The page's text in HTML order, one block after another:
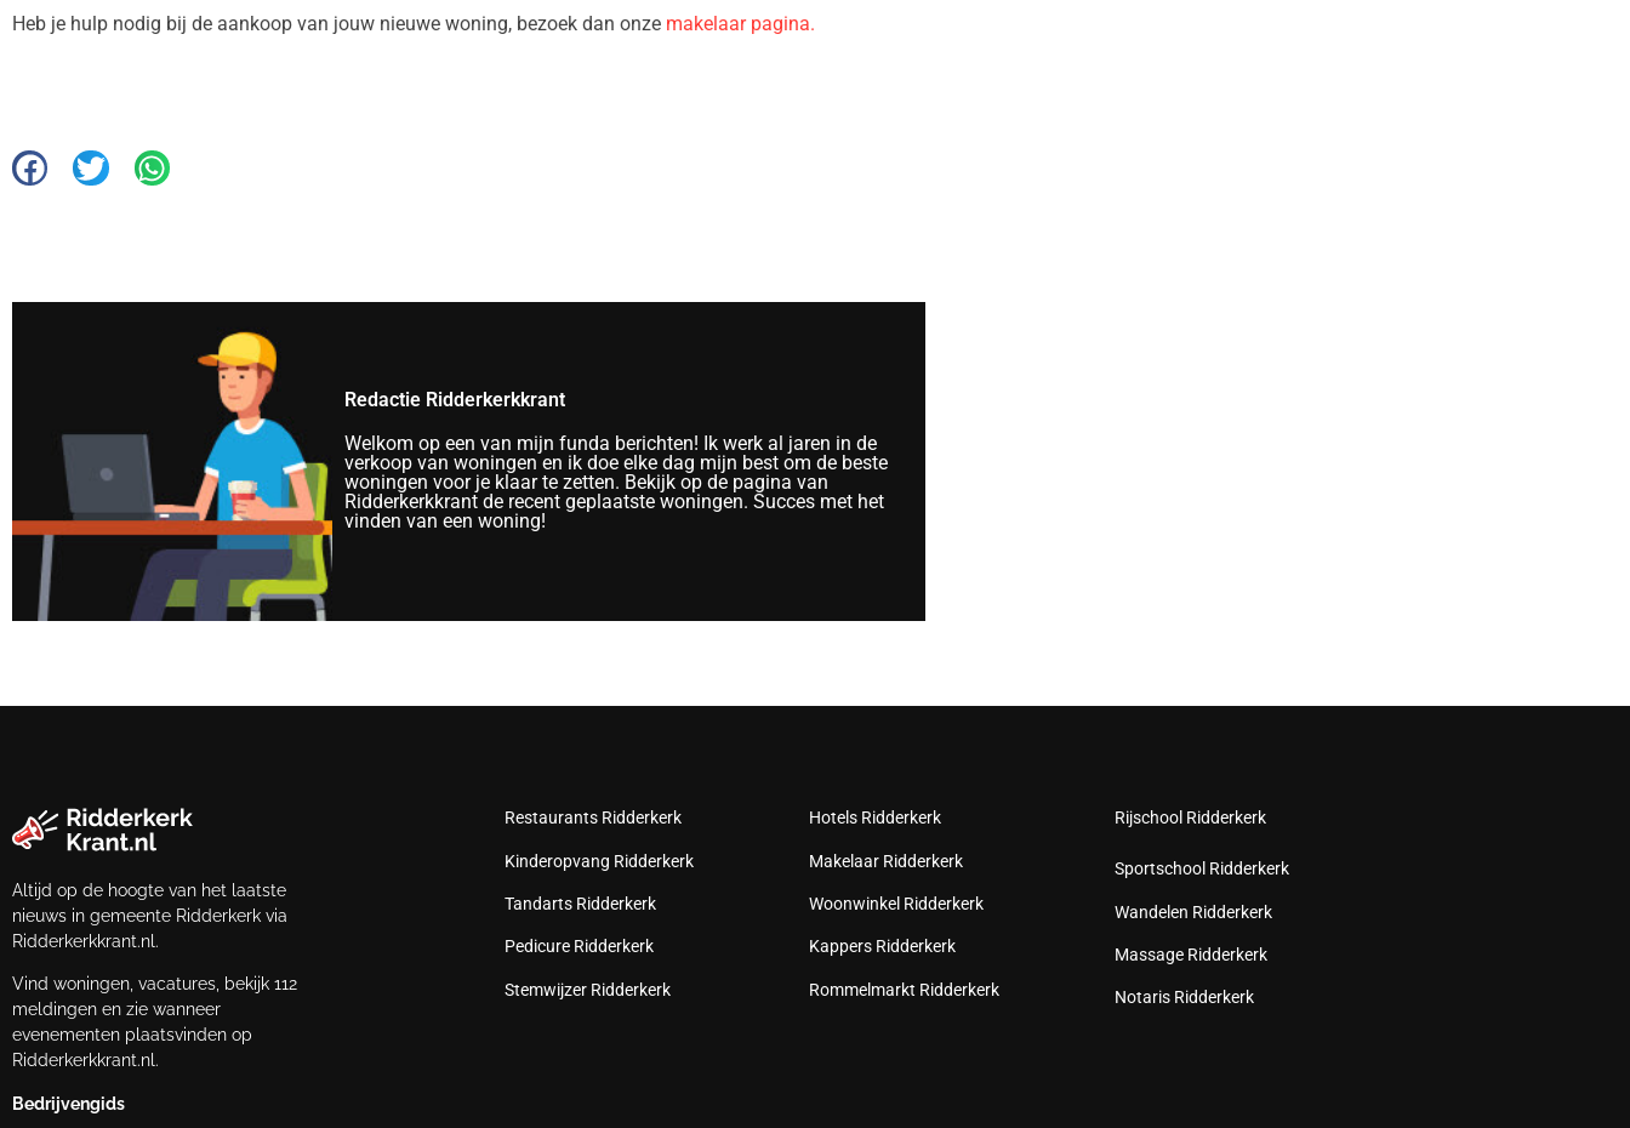
Heb je hulp nodig bij de aankoop van jouw nieuwe woning, bezoek dan onze makelaar pagina.
Redactie Ridderkerkkrant
Welkom op een van mijn funda berichten! Ik werk al jaren in de
verkoop van woningen en ik doe elke dag mijn best om de beste
woningen voor je klaar te zetten. Bekijk op de pagina van
Ridderkerkkrant de recent geplaatste woningen. Succes met het
vinden van een woning!
Altijd op de hoogte van het laatste
nieuws in gemeente Ridderkerk via
Ridderkerkkrant.nl.
Vind woningen, vacatures, bekijk 112
meldingen en zie wanneer
evenementen plaatsvinden op
Ridderkerkkrant.nl.
Bedrijvengids
Restaurants Ridderkerk
Kinderopvang Ridderkerk
Tandarts Ridderkerk
Pedicure Ridderkerk
Stemwijzer Ridderkerk
Hotels Ridderkerk
Makelaar Ridderkerk
Woonwinkel Ridderkerk
Kappers Ridderkerk
Rommelmarkt Ridderkerk
Rijschool Ridderkerk
Sportschool Ridderkerk
Wandelen Ridderkerk
Massage Ridderkerk
Notaris Ridderkerk